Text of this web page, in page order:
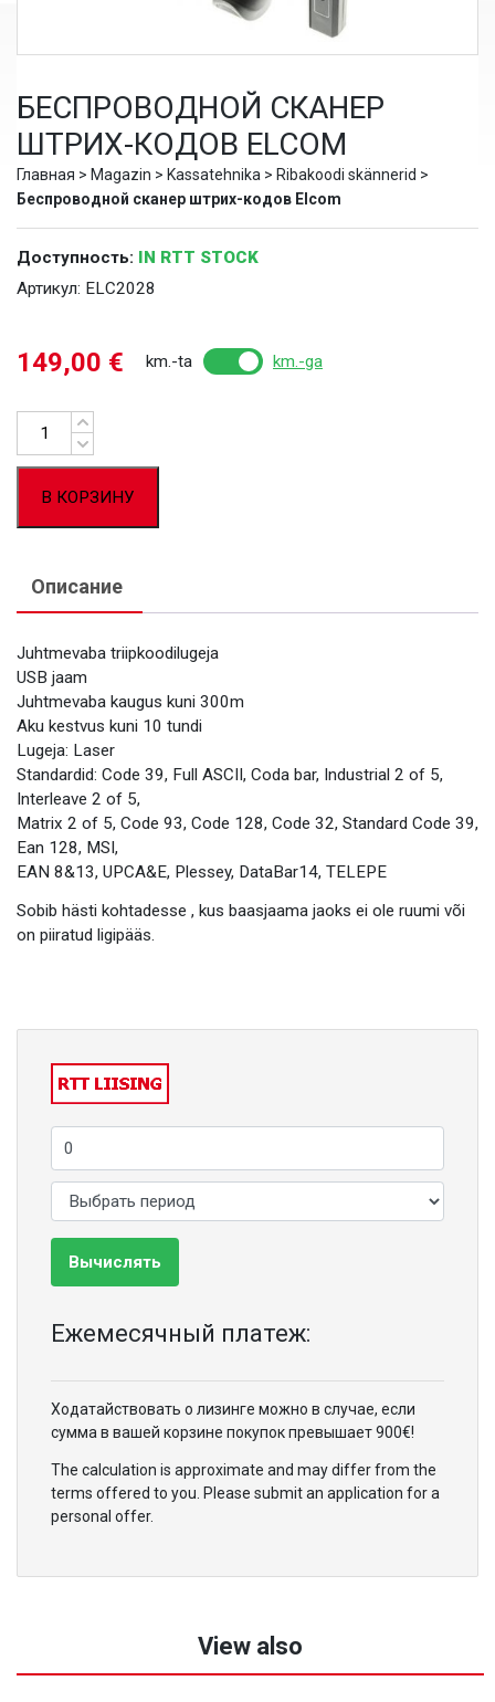
БЕСПРОВОДНОЙ СКАНЕР
ШТРИХ-КОДОВ ELCOM
Главная > Magazin > Kassatehnika > Ribakoodi skännerid >
Беспроводной сканер штрих-кодов Elcom
Доступность: IN RTT STOCK
Артикул: ELC2028
149,00 € km.-ta km.-ga
Количество
В КОРЗИНУ
Описание
Juhtmevaba triipkoodilugeja
USB jaam
Juhtmevaba kaugus kuni 300m
Aku kestvus kuni 10 tundi
Lugeja: Laser
Standardid: Code 39, Full ASCII, Coda bar, Industrial 2 of 5,
Interleave 2 of 5,
Matrix 2 of 5, Code 93, Code 128, Code 32, Standard Code 39,
Ean 128, MSI,
EAN 8&13, UPCA&E, Plessey, DataBar14, TELEPE
Sobib hästi kohtadesse , kus baasjaama jaoks ei ole ruumi või
on piiratud ligipääs.
Вычислять
Ежемесячный платеж:
Ходатайствовать о лизинге можно в случае, если
сумма в вашей корзине покупок превышает 900€!
The calculation is approximate and may differ from the
terms offered to you. Please submit an application for a
personal offer.
View also